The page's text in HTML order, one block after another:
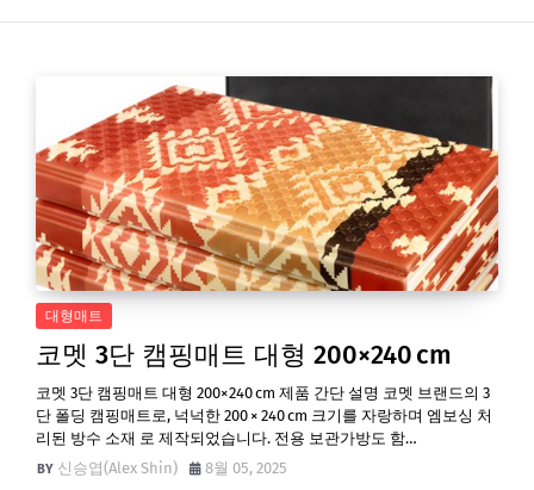
대형매트
코멧 3단 캠핑매트 대형 200×240 cm
코멧 3단 캠핑매트 대형 200×240 cm 제품 간단 설명 코멧 브랜드의 3
단 폴딩 캠핑매트로, 넉넉한 200 × 240 cm 크기를 자랑하며 엠보싱 처
리된 방수 소재 로 제작되었습니다. 전용 보관가방도 함…
신승엽(Alex Shin)
8월 05, 2025